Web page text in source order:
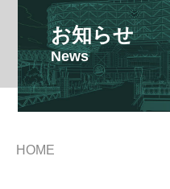
お知らせ
News
HOME